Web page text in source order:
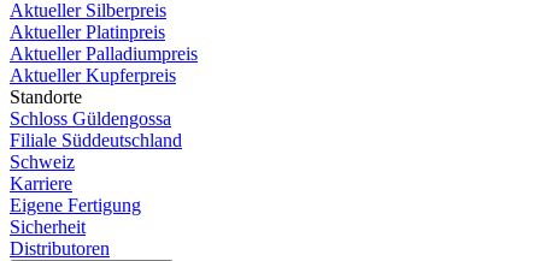
Aktueller Silberpreis
Aktueller Platinpreis
Aktueller Palladiumpreis
Aktueller Kupferpreis
Standorte
Schloss Güldengossa
Filiale Süddeutschland
Schweiz
Karriere
Eigene Fertigung
Sicherheit
Distributoren